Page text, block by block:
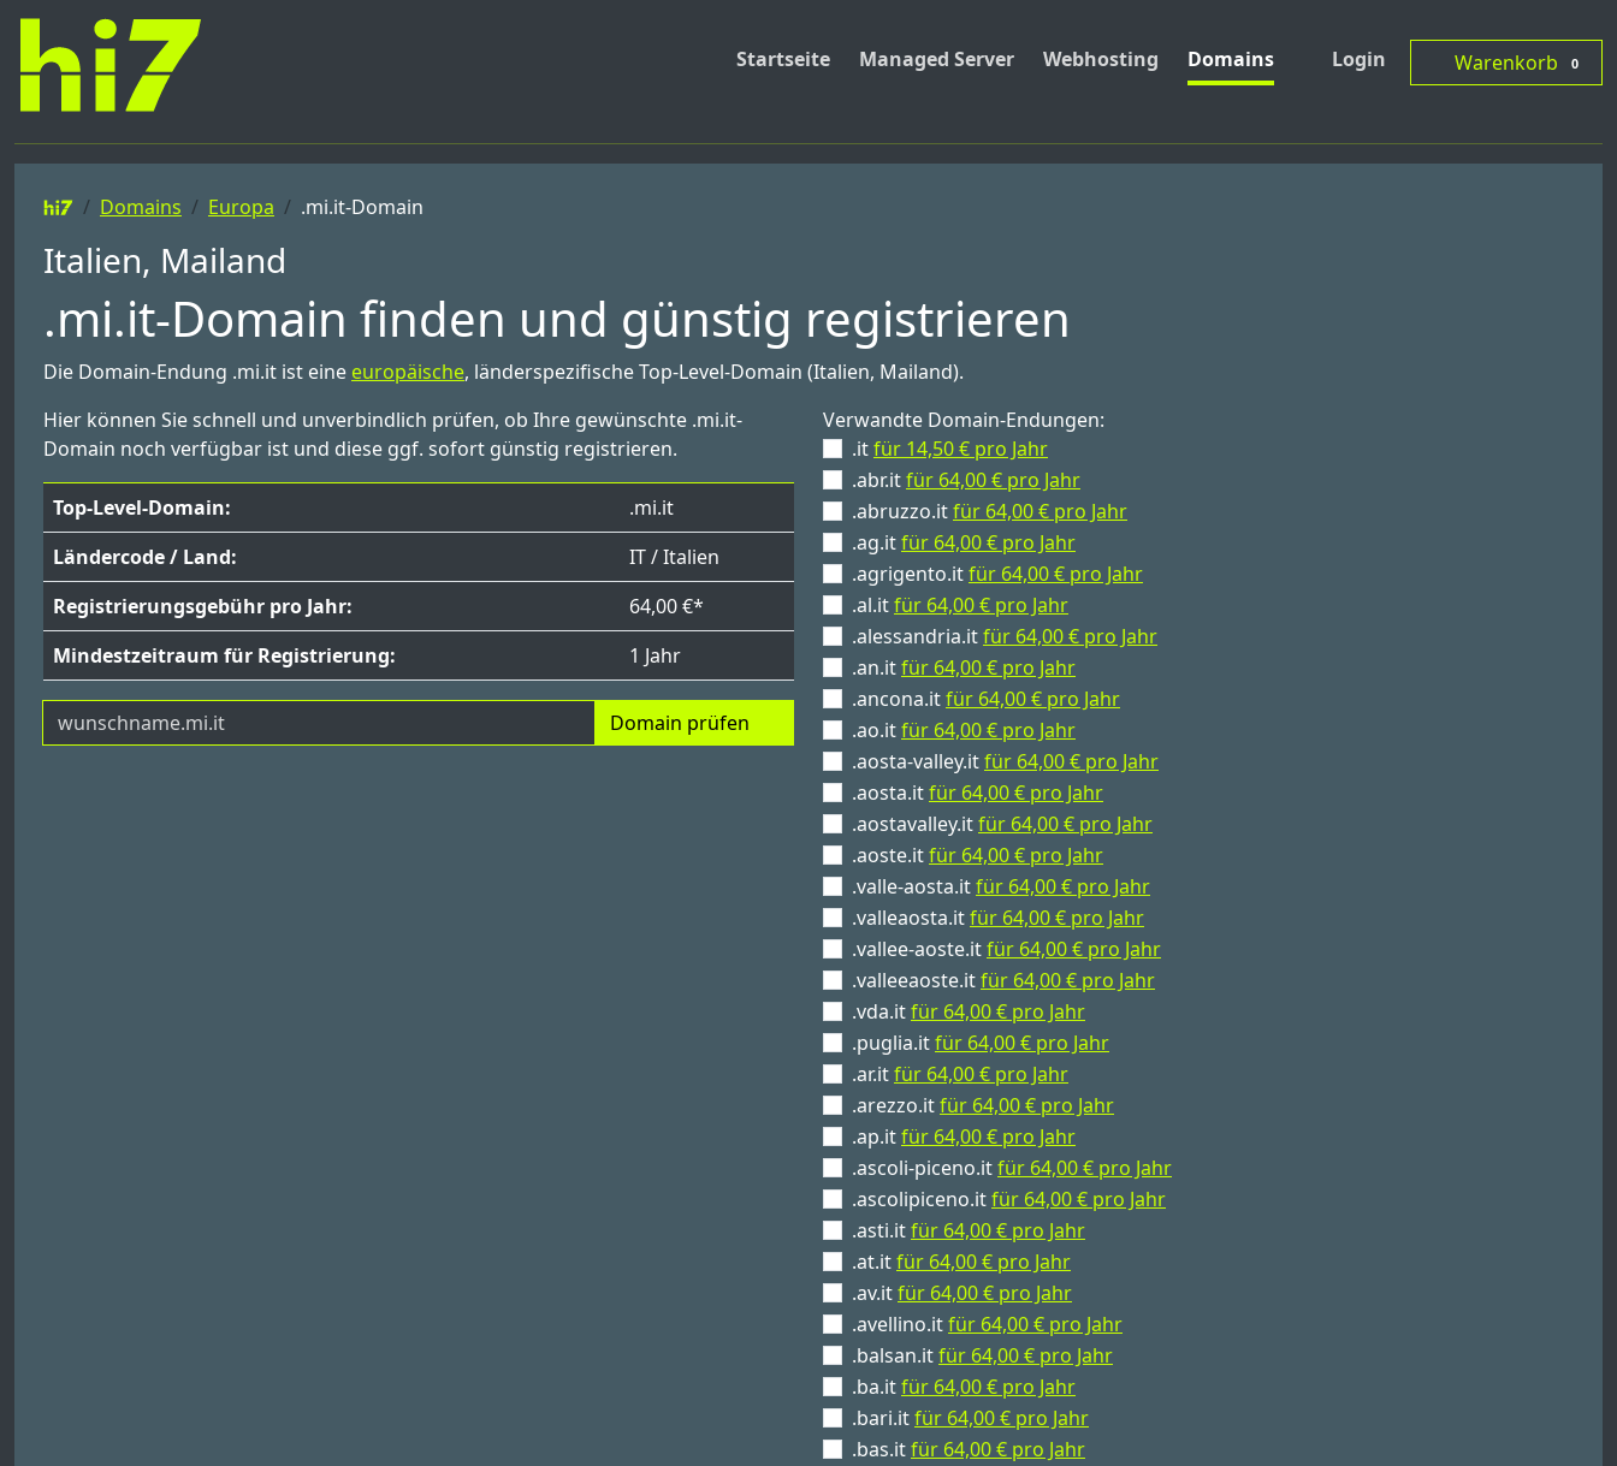
Startseite Managed Server Webhosting Domains Login Warenkorb 0
Domains Europa .mi.it-Domain
Italien, Mailand
.mi.it-Domain finden und günstig registrieren
Die Domain-Endung .mi.it ist eine europäische, länderspezifische Top-Level-Domain (Italien, Mailand).
Hier können Sie schnell und unverbindlich prüfen, ob Ihre gewünschte .mi.it-
Domain noch verfügbar ist und diese ggf. sofort günstig registrieren.
Top-Level-Domain:
.mi.it
Ländercode / Land:
IT / Italien
Registrierungsgebühr pro Jahr:
64,00 €*
Mindestzeitraum für Registrierung:
1 Jahr
Domain prüfen
Verwandte Domain-Endungen:
.itfür 14,50 € pro Jahr
.abr.itfür 64,00 € pro Jahr
.abruzzo.itfür 64,00 € pro Jahr
.ag.itfür 64,00 € pro Jahr
.agrigento.itfür 64,00 € pro Jahr
.al.itfür 64,00 € pro Jahr
.alessandria.itfür 64,00 € pro Jahr
.an.itfür 64,00 € pro Jahr
.ancona.itfür 64,00 € pro Jahr
.ao.itfür 64,00 € pro Jahr
.aosta-valley.itfür 64,00 € pro Jahr
.aosta.itfür 64,00 € pro Jahr
.aostavalley.itfür 64,00 € pro Jahr
.aoste.itfür 64,00 € pro Jahr
.valle-aosta.itfür 64,00 € pro Jahr
.valleaosta.itfür 64,00 € pro Jahr
.vallee-aoste.itfür 64,00 € pro Jahr
.valleeaoste.itfür 64,00 € pro Jahr
.vda.itfür 64,00 € pro Jahr
.puglia.itfür 64,00 € pro Jahr
.ar.itfür 64,00 € pro Jahr
.arezzo.itfür 64,00 € pro Jahr
.ap.itfür 64,00 € pro Jahr
.ascoli-piceno.itfür 64,00 € pro Jahr
.ascolipiceno.itfür 64,00 € pro Jahr
.asti.itfür 64,00 € pro Jahr
.at.itfür 64,00 € pro Jahr
.av.itfür 64,00 € pro Jahr
.avellino.itfür 64,00 € pro Jahr
.balsan.itfür 64,00 € pro Jahr
.ba.itfür 64,00 € pro Jahr
.bari.itfür 64,00 € pro Jahr
.bas.itfür 64,00 € pro Jahr